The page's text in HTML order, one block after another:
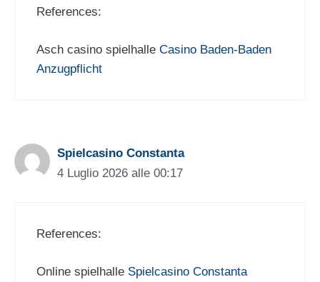
References:
Asch casino spielhalle Casino Baden-Baden
Anzugpflicht
Spielcasino Constanta
4 Luglio 2026 alle 00:17
References:
Online spielhalle Spielcasino Constanta